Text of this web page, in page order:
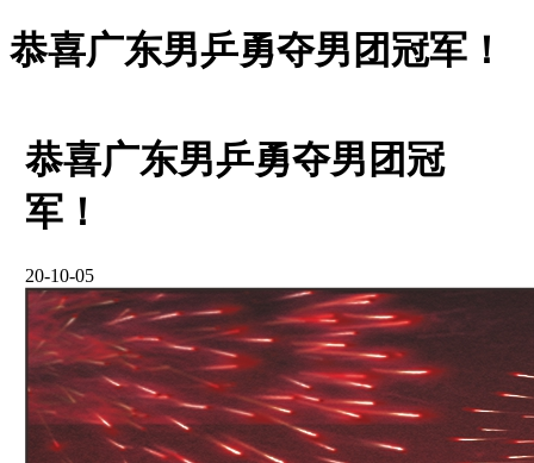
恭喜广东男乒勇夺男团冠军！
恭喜广东男乒勇夺男团冠
军！
20-10-05